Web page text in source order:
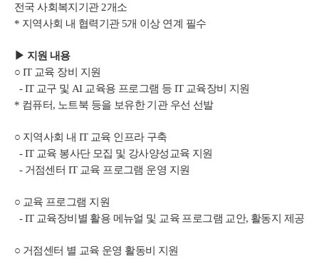
전국 사회복지기관 2개소
* 지역사회 내 협력기관 5개 이상 연계 필수
▶ 지원 내용
○ IT 교육 장비 지원
- IT 교구 및 AI 교육용 프로그램 등 IT 교육장비 지원
* 컴퓨터, 노트북 등을 보유한 기관 우선 선발
○ 지역사회 내 IT 교육 인프라 구축
- IT 교육 봉사단 모집 및 강사양성교육 지원
- 거점센터 IT 교육 프로그램 운영 지원
○ 교육 프로그램 지원
- IT 교육장비별 활용 메뉴얼 및 교육 프로그램 교안, 활동지 제공
○ 거점센터 별 교육 운영 활동비 지원